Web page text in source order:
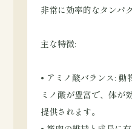
非常に効率的なタンパ
主な特徴:
• アミノ酸バランス: 動
ミノ酸が豊富で、体が
提供されます。